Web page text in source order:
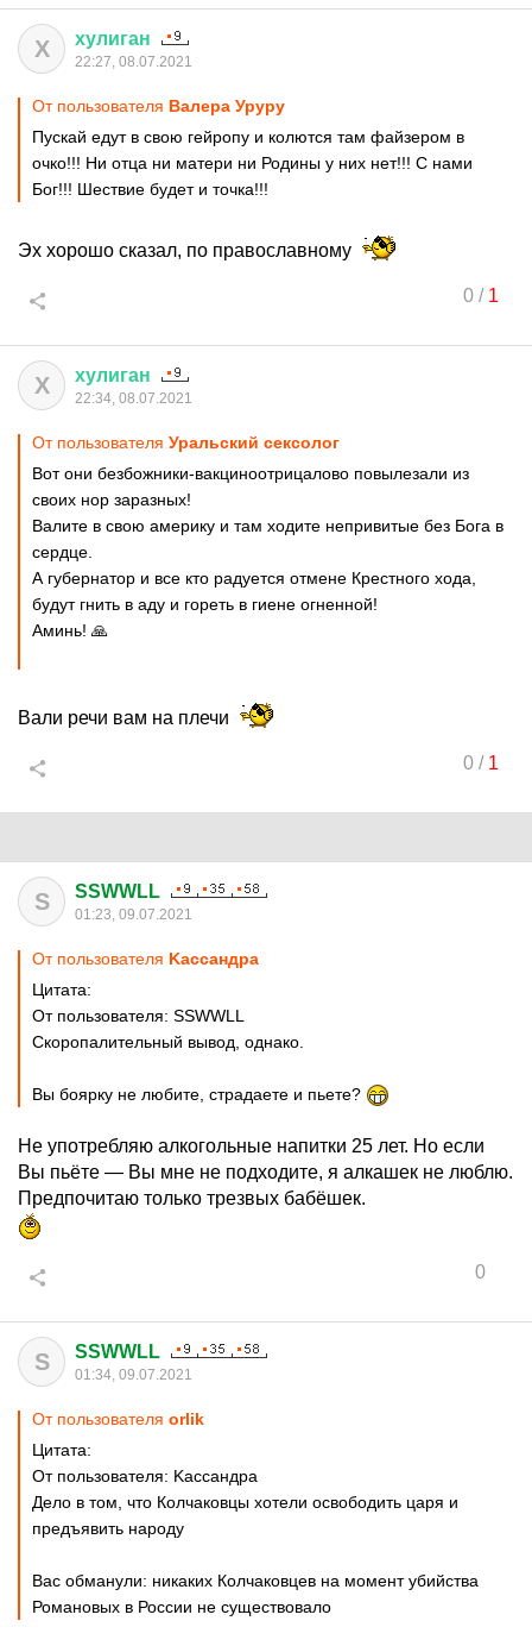
Х хулиган
22:27, 08.07.2021
От пользователя Валера Уруру
Пускай едут в свою гейропу и колются там файзером в
очко!!! Ни отца ни матери ни Родины у них нет!!! С нами
Бог!!! Шествие будет и точка!!!
Эх хорошо сказал, по православному
0/ 1
Х хулиган
22:34, 08.07.2021
От пользователя Уральский сексолог
Вот они безбожники-вакциноотрицалово повылезали из
своих нор заразных!
Валите в свою америку и там ходите непривитые без Бога в
сердце.
А губернатор и все кто радуется отмене Крестного хода,
будут гнить в аду и гореть в гиене огненной!
Аминь! 🙏
Вали речи вам на плечи
0/ 1
S SSWWLL
01:23, 09.07.2021
От пользователя Kaccaндpa
Цитата:
От пользователя: SSWWLL
Скоропалительный вывод, однако.
Вы боярку не любите, страдаете и пьете?
Не употребляю алкогольные напитки 25 лет. Но если
Вы пьёте — Вы мне не подходите, я алкашек не люблю.
Предпочитаю только трезвых бабёшек.
0
S SSWWLL
01:34, 09.07.2021
От пользователя orlik
Цитата:
От пользователя: Kaccaндpa
Дело в том, что Колчаковцы хотели освободить царя и
предъявить народу
Вас обманули: никаких Колчаковцев на момент убийства
Романовых в России не существовало